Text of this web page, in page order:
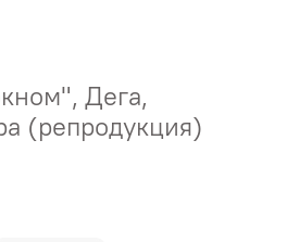
Дега,
(репродукция)